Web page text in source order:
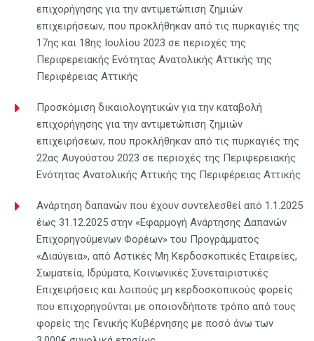
επιχορήγησης για την αντιμετώπιση ζημιών
επιχειρήσεων, που προκλήθηκαν από τις πυρκαγιές της
17ης και 18ης Ιουλίου 2023 σε περιοχές της
Περιφερειακής Ενότητας Ανατολικής Αττικής της
Περιφέρειας Αττικής
Προσκόμιση δικαιολογητικών για την καταβολή
επιχορήγησης για την αντιμετώπιση ζημιών
επιχειρήσεων, που προκλήθηκαν από τις πυρκαγιές της
22ας Αυγούστου 2023 σε περιοχές της Περιφερειακής
Ενότητας Ανατολικής Αττικής της Περιφέρειας Αττικής
Ανάρτηση δαπανών που έχουν συντελεσθεί από 1.1.2025
έως 31.12.2025 στην «Εφαρμογή Ανάρτησης Δαπανών
Επιχορηγούμενων Φορέων» του Προγράμματος
«Διαύγεια», από Αστικές Μη Κερδοσκοπικές Εταιρείες,
Σωματεία, Ιδρύματα, Κοινωνικές Συνεταιριστικές
Επιχειρήσεις και λοιπούς μη κερδοσκοπικούς φορείς
που επιχορηγούνται με οποιονδήποτε τρόπο από τους
φορείς της Γενικής Κυβέρνησης με ποσό άνω των